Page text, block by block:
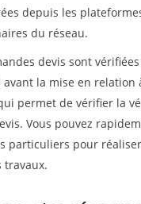
depuis les
du réseau.
devis sont
la mise en relation
permet de vérifier la
Vous pouvez
particuliers pour
travaux.